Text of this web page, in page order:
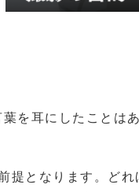
を耳にしたことは
提となります。
ど